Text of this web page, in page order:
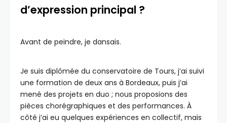
d’expression principal ?
Avant de peindre, je dansais.
Je suis diplômée du conservatoire de Tours, j’ai suivi
une formation de deux ans à Bordeaux, puis j’ai
mené des projets en duo ; nous proposions des
pièces chorégraphiques et des performances. À
côté j’ai eu quelques expériences en collectif, mais